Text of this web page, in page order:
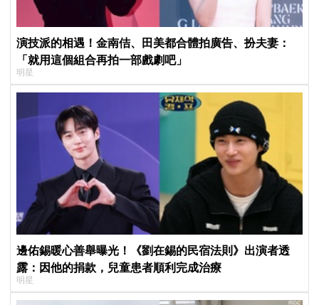
演技派的相遇！金南佶、田美都合體拍廣告、扮夫妻：
「就用這個組合再拍一部戲劇吧」
明星
邊佑錫暖心善舉曝光！《劉在錫的民宿法則》出演者透
露：因他的捐款，兒童患者順利完成治療
明星